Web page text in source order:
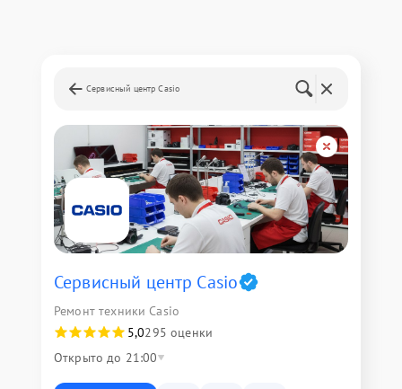
Сервисный центр Casio
Сервисный центр Casio
Ремонт техники Casio
5,0295 оценки
Открыто до 21:00